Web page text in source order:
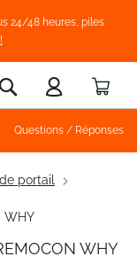
24/48 heures, piles
Rechercher
portail
WHY
WHY
Questions / Réponses